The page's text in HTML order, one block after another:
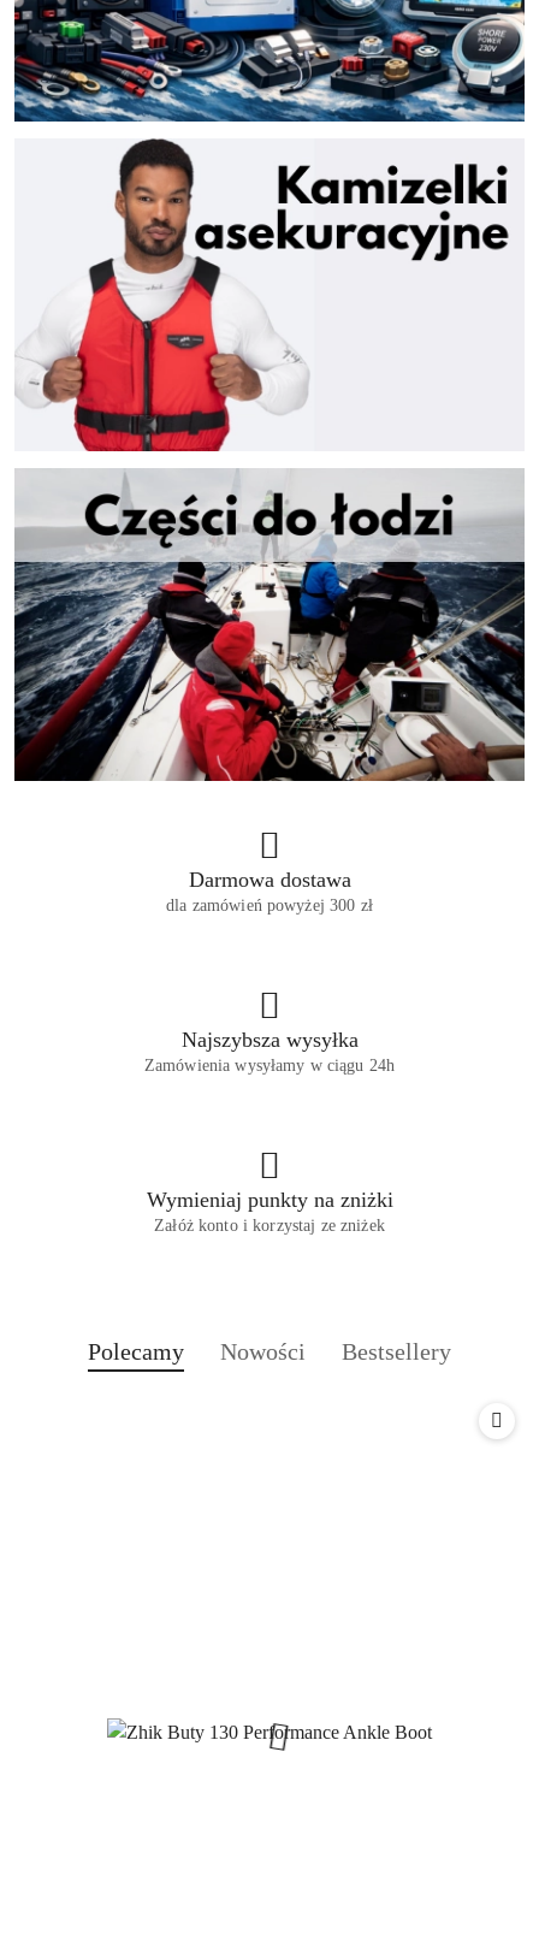
Darmowa dostawa
dla zamówień powyżej 300 zł
Najszybsza wysyłka
Zamówienia wysyłamy w ciągu 24h
Wymieniaj punkty na zniżki
Załóż konto i korzystaj ze zniżek
Pomiń karuzelę produktów
Produkty
Polecamy
Produkty
Nowości
Produkty
Bestsellery